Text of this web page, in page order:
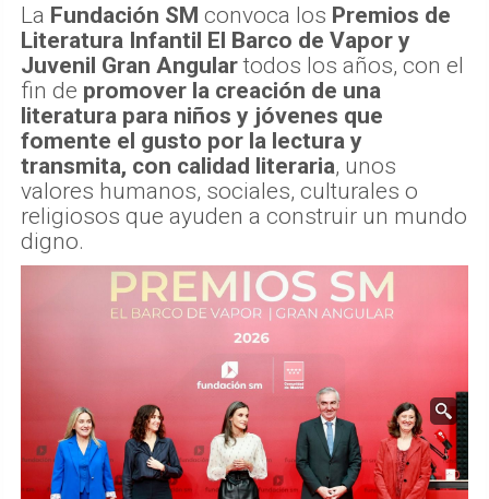
La Fundación SM convoca los Premios de
Literatura Infantil El Barco de Vapor y
Juvenil Gran Angulartodos los años, con el
fin de promover la creación de una
literatura para niños y jóvenes que
fomente el gusto por la lectura y
transmita, con calidad literaria, unos
valores humanos, sociales, culturales o
religiosos que ayuden a construir un mundo
digno.